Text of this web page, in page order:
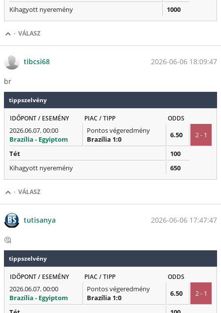
Kihagyott nyeremény
1000
· VÁLASZ
tibcsi68 2026-06-06 18:09:47
br
tippszelvény
IDŐPONT / ESEMÉNY PIAC / TIPP ODDS
2026.06.07. 00:00
Brazília - Egyiptom
Pontos végeredmény
Brazília 1:0
6.50 2 - 1
Tét
100
Kihagyott nyeremény
650
· VÁLASZ
tutisanya 2026-06-06 17:47:47
🤔
tippszelvény
IDŐPONT / ESEMÉNY PIAC / TIPP ODDS
2026.06.07. 00:00
Brazília - Egyiptom
Pontos végeredmény
Brazília 1:0
6.50 2 - 1